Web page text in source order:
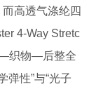
高透气涤纶四
4-Way Stretc
—织物—后整全
弹性”与“光子